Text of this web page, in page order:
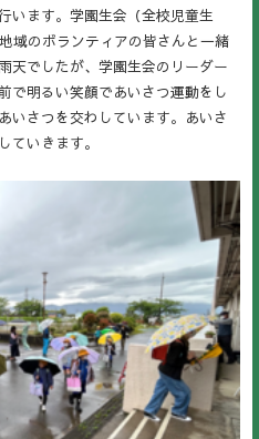
います。学園生会（全校児童生
域のボランティアの皆さんと一緒
天でしたが、学園生会のリーダー
で明るい笑顔であいさつ運動をし
いさつを交わしています。あいさ
ていきます。